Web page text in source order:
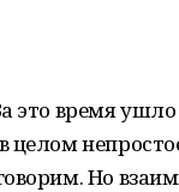
это время
целом
Но